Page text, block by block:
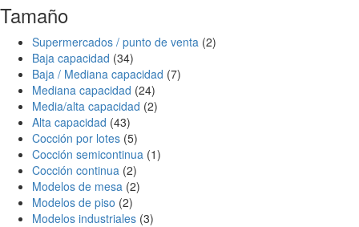
Tamaño
Supermercados / punto de venta (2)
Baja capacidad (34)
Baja / Mediana capacidad (7)
Mediana capacidad (24)
Media/alta capacidad (2)
Alta capacidad (43)
Cocción por lotes (5)
Cocción semicontinua (1)
Cocción continua (2)
Modelos de mesa (2)
Modelos de piso (2)
Modelos industriales (3)